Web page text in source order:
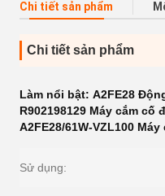
Chi tiết sản phẩm
Chi tiết sản phẩm
Làm nổi bật: A2FE28
R902198129 Máy cắm cố
A2FE28/61W-VZL100
Sử dụng: